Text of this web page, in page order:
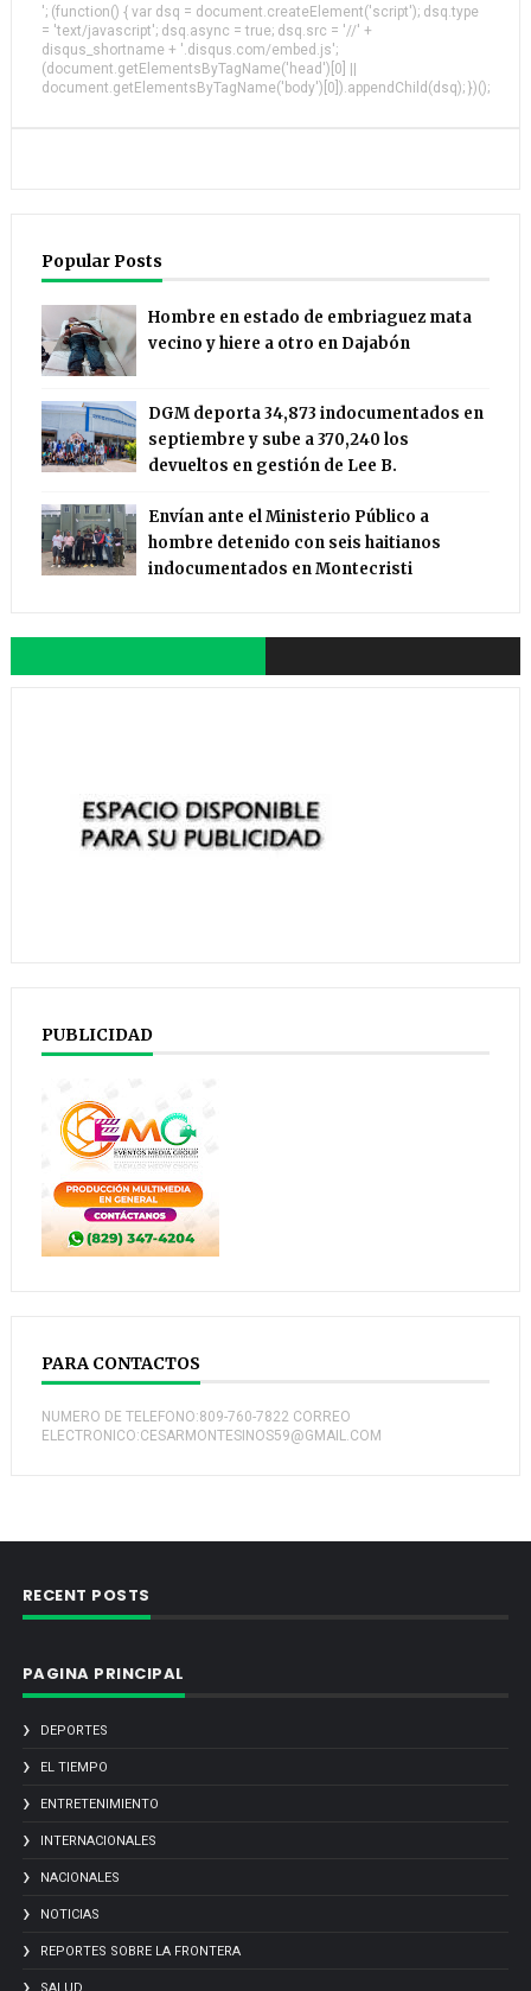
'; (function() { var dsq = document.createElement('script'); dsq.type
= 'text/javascript'; dsq.async = true; dsq.src = '//' +
disqus_shortname + '.disqus.com/embed.js';
(document.getElementsByTagName('head')[0] ||
document.getElementsByTagName('body')[0]).appendChild(dsq); })();
Popular Posts
Hombre en estado de embriaguez mata
vecino y hiere a otro en Dajabón
DGM deporta 34,873 indocumentados en
septiembre y sube a 370,240 los
devueltos en gestión de Lee B.
Envían ante el Ministerio Público a
hombre detenido con seis haitianos
indocumentados en Montecristi
PUBLICIDAD
PARA CONTACTOS
NUMERO DE TELEFONO:809-760-7822 CORREO
ELECTRONICO:CESARMONTESINOS59@GMAIL.COM
RECENT POSTS
PAGINA PRINCIPAL
DEPORTES
EL TIEMPO
ENTRETENIMIENTO
INTERNACIONALES
NACIONALES
NOTICIAS
REPORTES SOBRE LA FRONTERA